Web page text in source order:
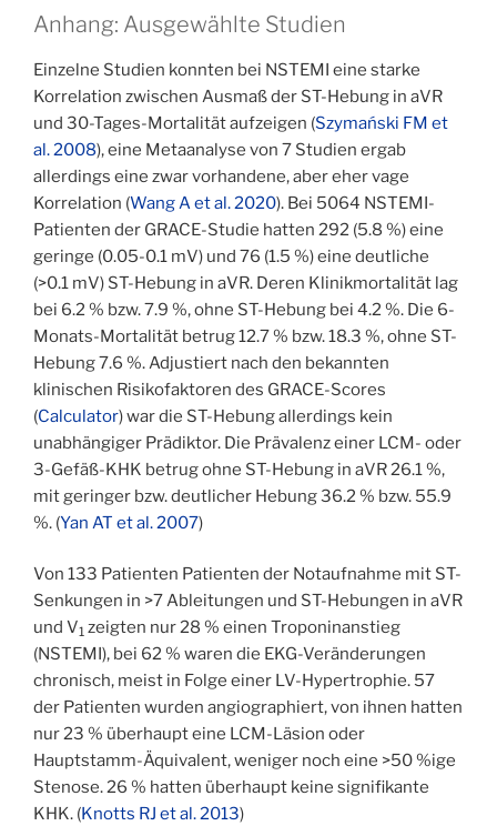
Anhang: Ausgewählte Studien
Einzelne Studien konnten bei NSTEMI eine starke
Korrelation zwischen Ausmaß der ST-Hebung in aVR
und 30-Tages-Mortalität aufzeigen (Szymański FM et
al. 2008), eine Metaanalyse von 7 Studien ergab
allerdings eine zwar vorhandene, aber eher vage
Korrelation (Wang A et al. 2020). Bei 5064 NSTEMI-
Patienten der GRACE-Studie hatten 292 (5.8 %) eine
geringe (0.05-0.1 mV) und 76 (1.5 %) eine deutliche
(>0.1 mV) ST-Hebung in aVR. Deren Klinikmortalität lag
bei 6.2 % bzw. 7.9 %, ohne ST-Hebung bei 4.2 %. Die 6-
Monats-Mortalität betrug 12.7 % bzw. 18.3 %, ohne ST-
Hebung 7.6 %. Adjustiert nach den bekannten
klinischen Risikofaktoren des GRACE-Scores
(Calculator) war die ST-Hebung allerdings kein
unabhängiger Prädiktor. Die Prävalenz einer LCM- oder
3-Gefäß-KHK betrug ohne ST-Hebung in aVR 26.1 %,
mit geringer bzw. deutlicher Hebung 36.2 % bzw. 55.9
%. (Yan AT et al. 2007)
Von 133 Patienten Patienten der Notaufnahme mit ST-
Senkungen in >7 Ableitungen und ST-Hebungen in aVR
und V1 zeigten nur 28 % einen Troponinanstieg
(NSTEMI), bei 62 % waren die EKG-Veränderungen
chronisch, meist in Folge einer LV-Hypertrophie. 57
der Patienten wurden angiographiert, von ihnen hatten
nur 23 % überhaupt eine LCM-Läsion oder
Hauptstamm-Äquivalent, weniger noch eine >50 %ige
Stenose. 26 % hatten überhaupt keine signifikante
KHK. (Knotts RJ et al. 2013)